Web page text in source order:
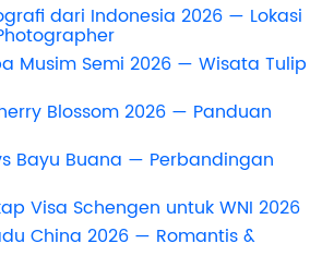
dari Indonesia 2026 — Lokasi
Musim Semi 2026 — Wisata Tulip
Blossom 2026 — Panduan
Bayu Buana — Perbandingan
Visa Schengen untuk WNI 2026
China 2026 — Romantis &